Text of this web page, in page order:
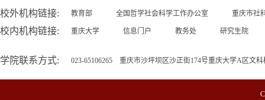
校外机构链接: 教育部 全国哲学社会科学工作办公室 重庆市社
校内机构链接: 重庆大学 信息门户 教务处 研究生院
学院联系方式: 023-65106265 重庆市沙坪坝区沙正街174号重庆大学A区文科